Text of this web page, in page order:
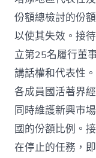
份額總檢討的份
以使其失效。接
立第25名履行董
講話權和代表性
各成員國活著界
同時維護新興市
國的份額比例。
在停止的任務，